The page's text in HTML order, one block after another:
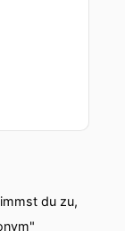
du zu,